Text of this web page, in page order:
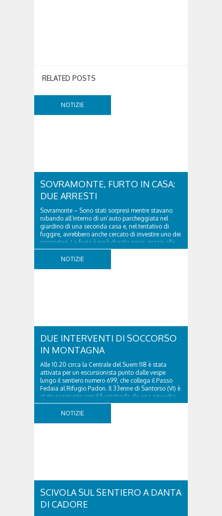
RELATED POSTS
NOTIZIE
SOVRAMONTE, FURTO IN CASA:
DUE ARRESTI
Sovramonte – Sono stati sorpresi mentre stavano
rubando all’interno di un’auto parcheggiata nel
giardino di una seconda casa e, nel tentativo di
fuggire, avrebbero anche cercato di investire uno dei
proprietari. La fuga è però durata poco: grazie alla
tempestiva chiamata al 112 e all’intervento...
NOTIZIE
DUE INTERVENTI DI SOCCORSO
IN MONTAGNA
Alle 10.20 circa la Centrale del Suem 118 è stata
attivata per un escursionista punto dalle vespe
lungo il sentiero numero 699, che collega il Passo
Fedaia al Rifugio Padon. Il 33enne di Santorso (VI) è
stato raggiunto con il fuoristrada da una squadra
del Soccorso alpino della Val Pettorina...
NOTIZIE
SCIVOLA SUL SENTIERO A DANTA
DI CADORE